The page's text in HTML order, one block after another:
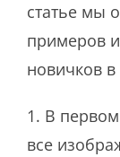
статье мы
примеров
новичков в
1. В
все